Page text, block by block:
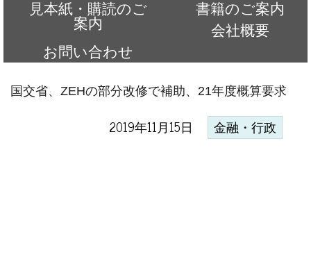
見本紙・購読のご
案内
書籍のご案内
会社概要
お問い合わせ
国交省、ZEHの部分改修で補助、21年度概算要求
2019年11月15日 金融・行政